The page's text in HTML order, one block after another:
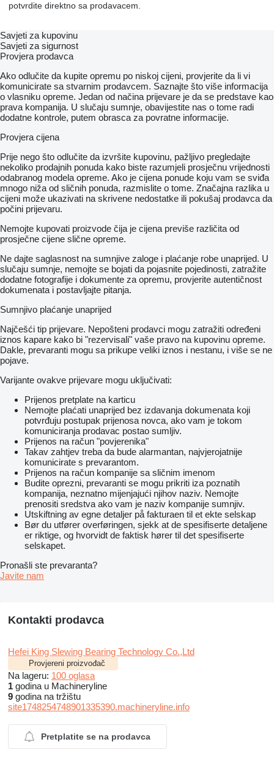
potvrdite direktno sa prodavacem.
Savjeti za kupovinu
Savjeti za sigurnost
Provjera prodavca
Ako odlučite da kupite opremu po niskoj cijeni, provjerite da li vi
komunicirate sa stvarnim prodavcem. Saznajte što više informacija
o vlasniku opreme. Jedan od načina prijevare je da se predstave kao
prava kompanija. U slučaju sumnje, obavijestite nas o tome radi
dodatne kontrole, putem obrasca za povratne informacije.
Provjera cijena
Prije nego što odlučite da izvršite kupovinu, pažljivo pregledajte
nekoliko prodajnih ponuda kako biste razumjeli prosječnu vrijednosti
odabranog modela opreme. Ako je cijena ponude koju vam se sviđa
mnogo niža od sličnih ponuda, razmislite o tome. Značajna razlika u
cijeni može ukazivati ​​na skrivene nedostatke ili pokušaj prodavca da
počini prijevaru.
Nemojte kupovati proizvode čija je cijena previše različita od
prosječne cijene slične opreme.
Ne dajte saglasnost na sumnjive zaloge i plaćanje robe unaprijed. U
slučaju sumnje, nemojte se bojati da pojasnite pojedinosti, zatražite
dodatne fotografije i dokumente za opremu, provjerite autentičnost
dokumenata i postavljajte pitanja.
Sumnjivo plaćanje unaprijed
Najčešći tip prijevare. Nepošteni prodavci mogu zatražiti određeni
iznos kapare kako bi "rezervisali" vaše pravo na kupovinu opreme.
Dakle, prevaranti mogu sa prikupe veliki iznos i nestanu, i više se ne
pojave.
Varijante ovakve prijevare mogu uključivati:
Prijenos pretplate na karticu
Nemojte plaćati unaprijed bez izdavanja dokumenata koji
potvrđuju postupak prijenosa novca, ako vam je tokom
komuniciranja prodavac postao sumljiv.
Prijenos na račun "povjerenika"
Takav zahtjev treba da bude alarmantan, najvjerojatnije
komunicirate s prevarantom.
Prijenos na račun kompanije sa sličnim imenom
Budite oprezni, prevaranti se mogu prikriti iza poznatih
kompanija, neznatno mijenjajući njihov naziv. Nemojte
prenositi sredstva ako vam je naziv kompanije sumnjiv.
Utskiftning av egne detaljer på fakturaen til et ekte selskap
Bør du utfører overføringen, sjekk at de spesifiserte detaljene
er riktige, og hvorvidt de faktisk hører til det spesifiserte
selskapet.
Pronašli ste prevaranta?
Javite nam
Kontakti prodavca
Hefei King Slewing Bearing Technology Co.,Ltd
Provjereni proizvođač
Na lageru: 100 oglasa
1 godina u Machineryline
9 godina na tržištu
site1748254748901335390.machineryline.info
Pretplatite se na prodavca